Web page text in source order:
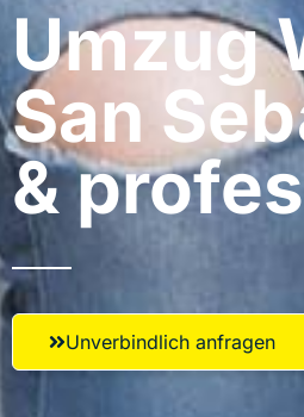
Umzug
San
&
Unverbindlich anfragen